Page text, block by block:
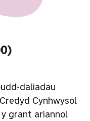
daliadau
Cynhwysol
grant ariannol